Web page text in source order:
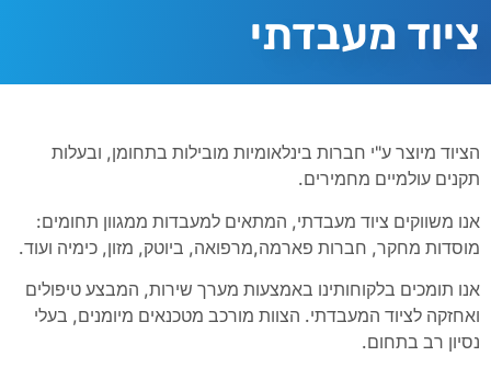
ציוד מעבדתי
הציוד מיוצר ע"י חברות בינלאומיות מובילות בתחומן, ובעלות
תקנים עולמיים מחמירים.
אנו משווקים ציוד מעבדתי, המתאים למעבדות ממגוון תחומים:
מוסדות מחקר, חברות פארמה,מרפואה, ביוטק, מזון, כימיה ועוד.
אנו תומכים בלקוחותינו באמצעות מערך שירות, המבצע טיפולים
ואחזקה לציוד המעבדתי. הצוות מורכב מטכנאים מיומנים, בעלי
נסיון רב בתחום.